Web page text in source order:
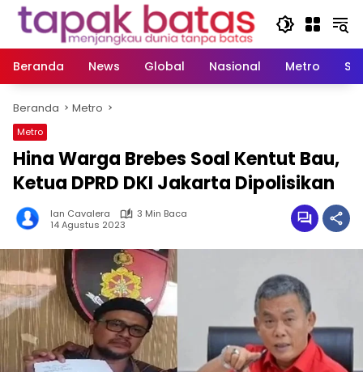
Langsung
Beranda
News Global Nasional Metro
Beranda Metro
Metro
Hina Warga Brebes Soal Kentut Bau,
Ketua DPRD DKI Jakarta Dipolisikan
Ian Cavalera
3 Min Baca
14 Agustus 2023